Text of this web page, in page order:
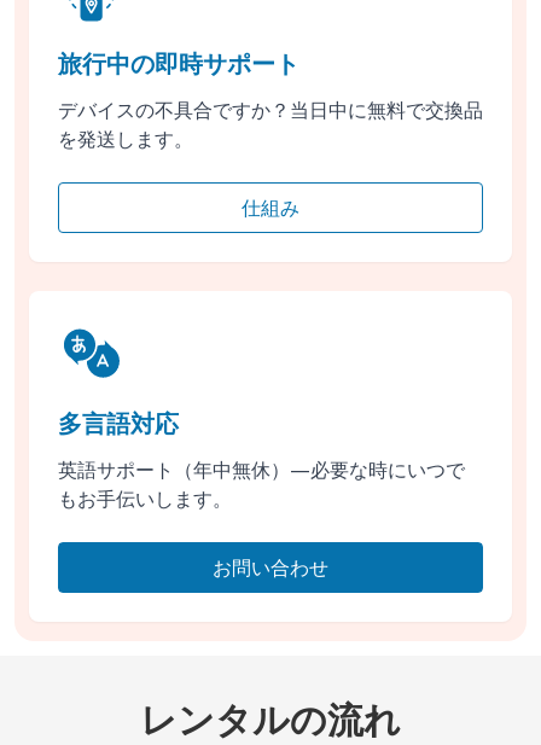
旅行中の即時サポート
デバイスの不具合ですか？当日中に無料で交換品
を発送します。
仕組み
多言語対応
英語サポート（年中無休）—必要な時にいつで
もお手伝いします。
お問い合わせ
レンタルの流れ